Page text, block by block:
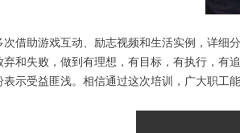
次借助游戏互动、励志视频和生活实例，详细
弃和失败，做到有理想，有目标，有执行，有
表示受益匪浅。相信通过这次培训，广大职工